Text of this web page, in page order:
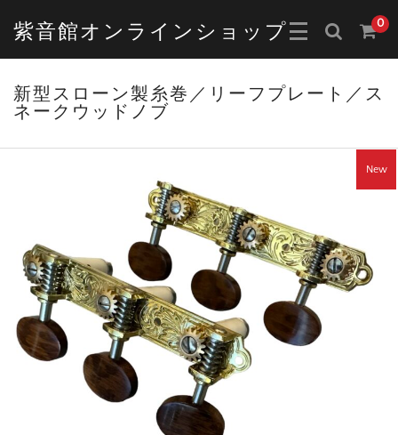
紫音館オンラインショップ 0
新型スローン製糸巻／リーフプレート／ス
ネークウッドノブ
New